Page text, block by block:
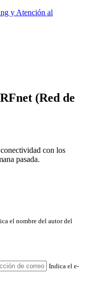
y Atención al
(Red de
con los
pasada.
el nombre del autor del
Indica el e-